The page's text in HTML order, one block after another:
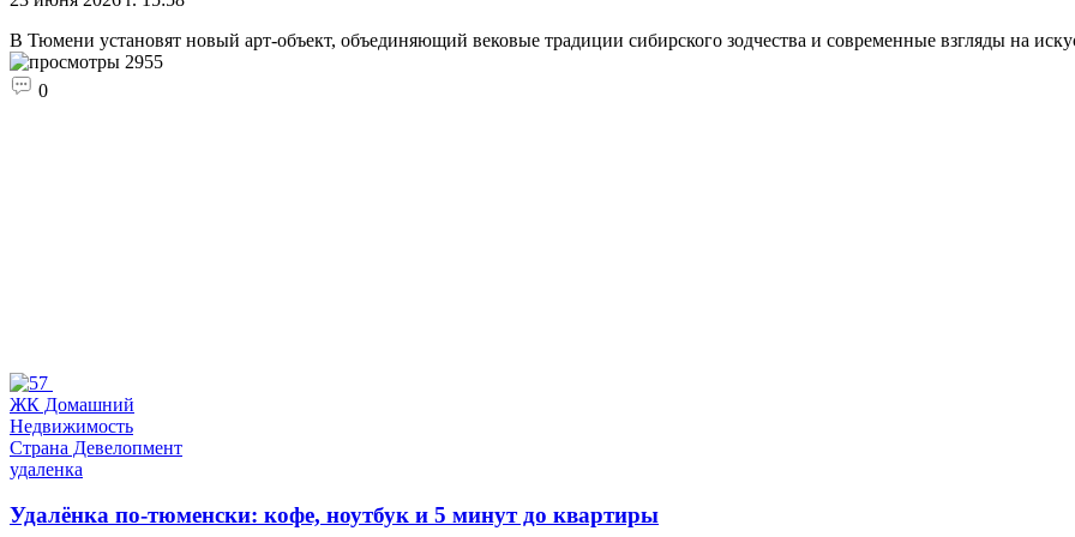
В Тюмени установят новый арт-объект, объединяющий вековые традиции сибирского зодчества и современные взгляды на
2955
0
ЖК Домашний
Недвижимость
Страна Девелопмент
удаленка
Удалёнка по-тюменски: кофе, ноутбук и 5 минут до квартиры